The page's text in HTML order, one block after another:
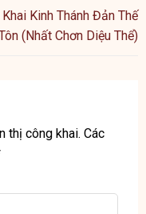
Kinh Thánh Đản Thế
(Nhất Chơn Diệu Thể)
thị công khai. Các